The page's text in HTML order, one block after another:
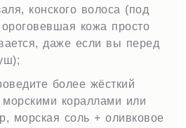
конского волоса (под
кожа просто
даже если вы перед
более жёсткий
морскими кораллами или
морская соль + оливковое